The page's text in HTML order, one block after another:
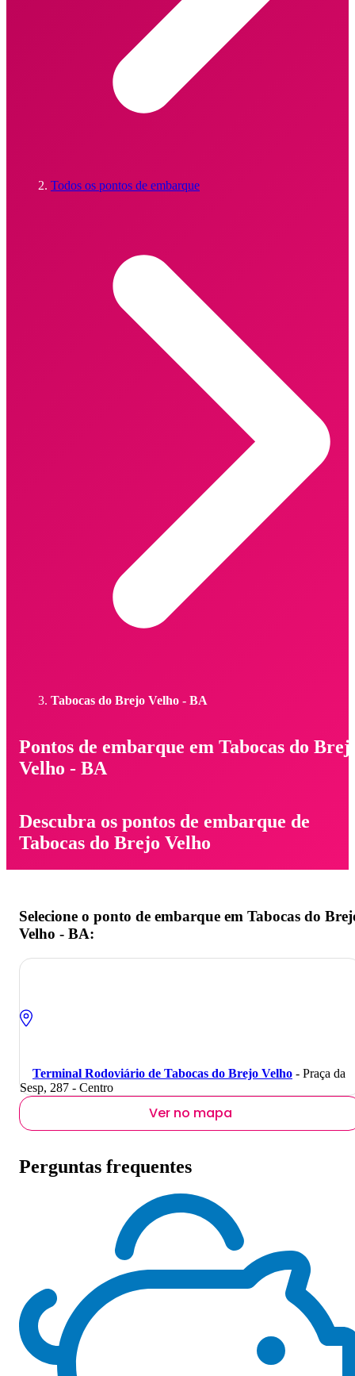
Todos os pontos de embarque
Tabocas do Brejo Velho - BA
Pontos de embarque em Tabocas do
Velho - BA
Descubra os pontos de embarque de
Tabocas do Brejo Velho
Selecione o ponto de embarque em Tabocas do
Velho - BA:
Terminal Rodoviário de Tabocas do Brejo Velho - Praça da
Sesp, 287 - Centro
Ver no mapa
Perguntas frequentes